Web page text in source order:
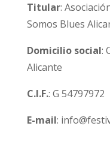
Titular:
Somos Blues
Domicilio social:
Alicante
C.I.F.: G 54797972
E-mail: